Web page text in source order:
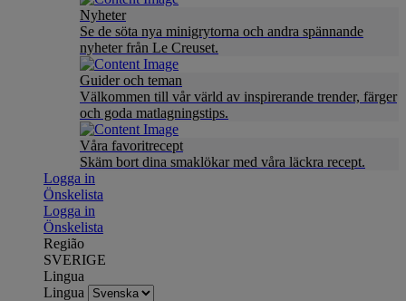
Nyheter
Se de söta nya minigrytorna och andra spännande
nyheter från Le Creuset.
Guider och teman
Välkommen till vår värld av inspirerande trender, färger
och goda matlagningstips.
Våra favoritrecept
Skäm bort dina smaklökar med våra läckra recept.
Logga in
Önskelista
Logga in
Önskelista
Região
SVERIGE
Lingua
Lingua